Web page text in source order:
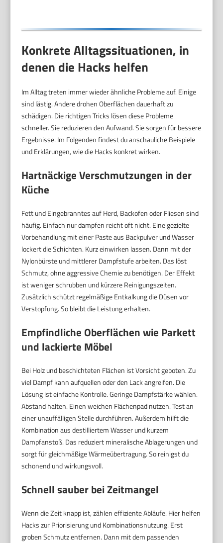
Konkrete Alltagssituationen, in
denen die Hacks helfen
Im Alltag treten immer wieder ähnliche Probleme auf. Einige
sind lästig. Andere drohen Oberflächen dauerhaft zu
schädigen. Die richtigen Tricks lösen diese Probleme
schneller. Sie reduzieren den Aufwand. Sie sorgen für bessere
Ergebnisse. Im Folgenden findest du anschauliche Beispiele
und Erklärungen, wie die Hacks konkret wirken.
Hartnäckige Verschmutzungen in der
Küche
Fett und Eingebranntes auf Herd, Backofen oder Fliesen sind
häufig. Einfach nur dampfen reicht oft nicht. Eine gezielte
Vorbehandlung mit einer Paste aus Backpulver und Wasser
lockert die Schichten. Kurz einwirken lassen. Dann mit der
Nylonbürste und mittlerer Dampfstufe arbeiten. Das löst
Schmutz, ohne aggressive Chemie zu benötigen. Der Effekt
ist weniger schrubben und kürzere Reinigungszeiten.
Zusätzlich schützt regelmäßige Entkalkung die Düsen vor
Verstopfung. So bleibt die Leistung erhalten.
Empfindliche Oberflächen wie Parkett
und lackierte Möbel
Bei Holz und beschichteten Flächen ist Vorsicht geboten. Zu
viel Dampf kann aufquellen oder den Lack angreifen. Die
Lösung ist einfache Kontrolle. Geringe Dampfstärke wählen.
Abstand halten. Einen weichen Flächenpad nutzen. Test an
einer unauffälligen Stelle durchführen. Außerdem hilft die
Kombination aus destilliertem Wasser und kurzem
Dampfanstoß. Das reduziert mineralische Ablagerungen und
sorgt für gleichmäßige Wärmeübertragung. So reinigst du
schonend und wirkungsvoll.
Schnell sauber bei Zeitmangel
Wenn die Zeit knapp ist, zählen effiziente Abläufe. Hier helfen
Hacks zur Priorisierung und Kombinationsnutzung. Erst
groben Schmutz entfernen. Dann mit dem passenden